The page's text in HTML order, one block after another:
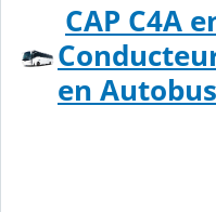
CAP C4A
en